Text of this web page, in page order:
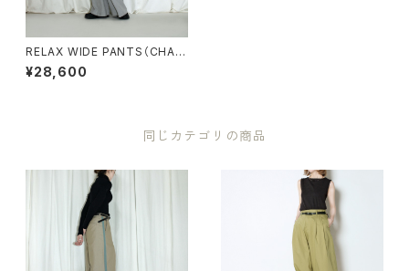
RELAX WIDE PANTS（CHAR
COAL/LIGHT GRAY）
¥28,600
同じカテゴリの商品